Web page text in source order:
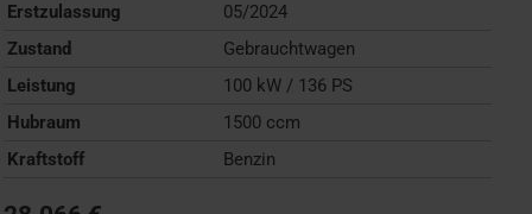
Erstzulassung
05/2024
Zustand
Gebrauchtwagen
Leistung
100 kW / 136 PS
Hubraum
1500 ccm
Kraftstoff
Benzin